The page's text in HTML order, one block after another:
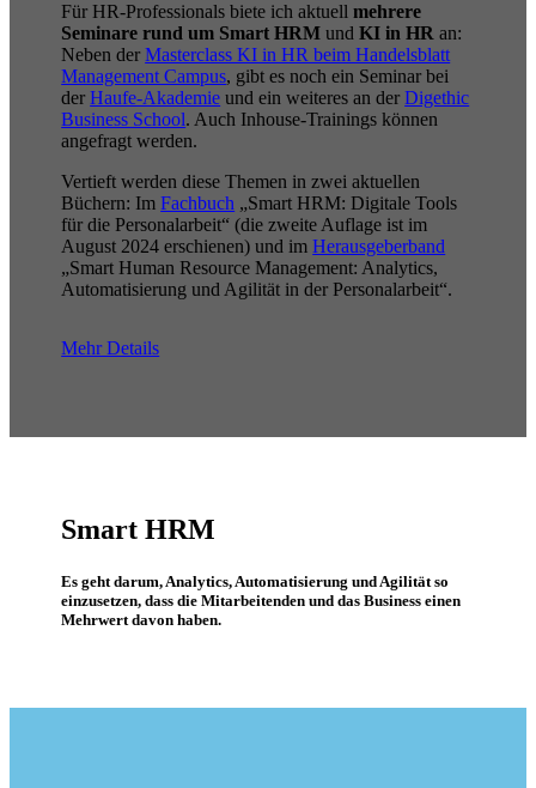
Für HR-Professionals biete ich aktuellmehrere
Seminare rund um Smart HRM undKI in HR an:
Neben derMasterclass KI in HR beim Handelsblatt
Management Campus, gibt es noch ein Seminar bei
derHaufe-Akademie und ein weiteres an derDigethic
Business School. Auch Inhouse-Trainings können
angefragt werden.
Vertieft werden diese Themen in zwei aktuellen
Büchern: ImFachbuch „Smart HRM: Digitale Tools
für die Personalarbeit“ (die zweite Auflage ist im
August 2024 erschienen) und imHerausgeberband
„Smart Human Resource Management: Analytics,
Automatisierung und Agilität in der Personalarbeit“.
Mehr Details
Smart HRM
Es geht darum, Analytics, Automatisierung und Agilität so
einzusetzen, dass die Mitarbeitenden und das Business einen
Mehrwert davon haben.